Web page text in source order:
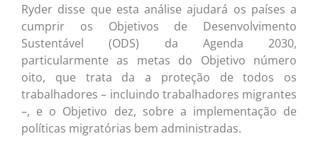
Ryder disse que esta análise ajudará os países a
cumprir os Objetivos de Desenvolvimento
Sustentável (ODS) da Agenda 2030,
particularmente as metas do Objetivo número
oito, que trata da a proteção de todos os
trabalhadores – incluindo trabalhadores migrantes
–, e o Objetivo dez, sobre a implementação de
políticas migratórias bem administradas.